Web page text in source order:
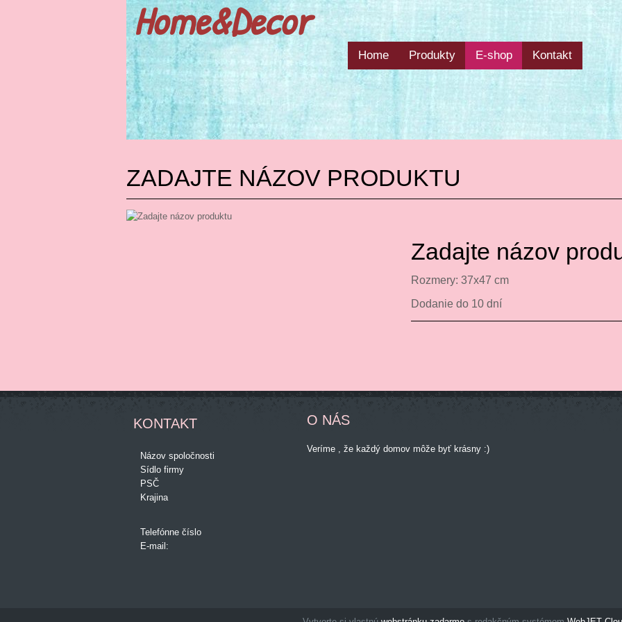
Home&Decor
Home Produkty E-shop Kontakt
ZADAJTE NÁZOV PRODUKTU
Zadajte názov
Rozmery: 37x47 cm
Dodanie do 10 dní
KONTAKT
Názov spoločnosti
Sídlo firmy
PSČ
Krajina
Telefónne číslo
E-mail:
O NÁS
Veríme , že každý domov môže byť krásny :)